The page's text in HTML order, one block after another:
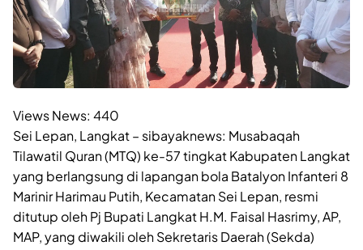
Views News: 440
Sei Lepan, Langkat – sibayaknews: Musabaqah
Tilawatil Quran (MTQ) ke-57 tingkat Kabupaten Langkat
yang berlangsung di lapangan bola Batalyon Infanteri 8
Marinir Harimau Putih, Kecamatan Sei Lepan, resmi
ditutup oleh Pj Bupati Langkat H.M. Faisal Hasrimy, AP,
MAP, yang diwakili oleh Sekretaris Daerah (Sekda)